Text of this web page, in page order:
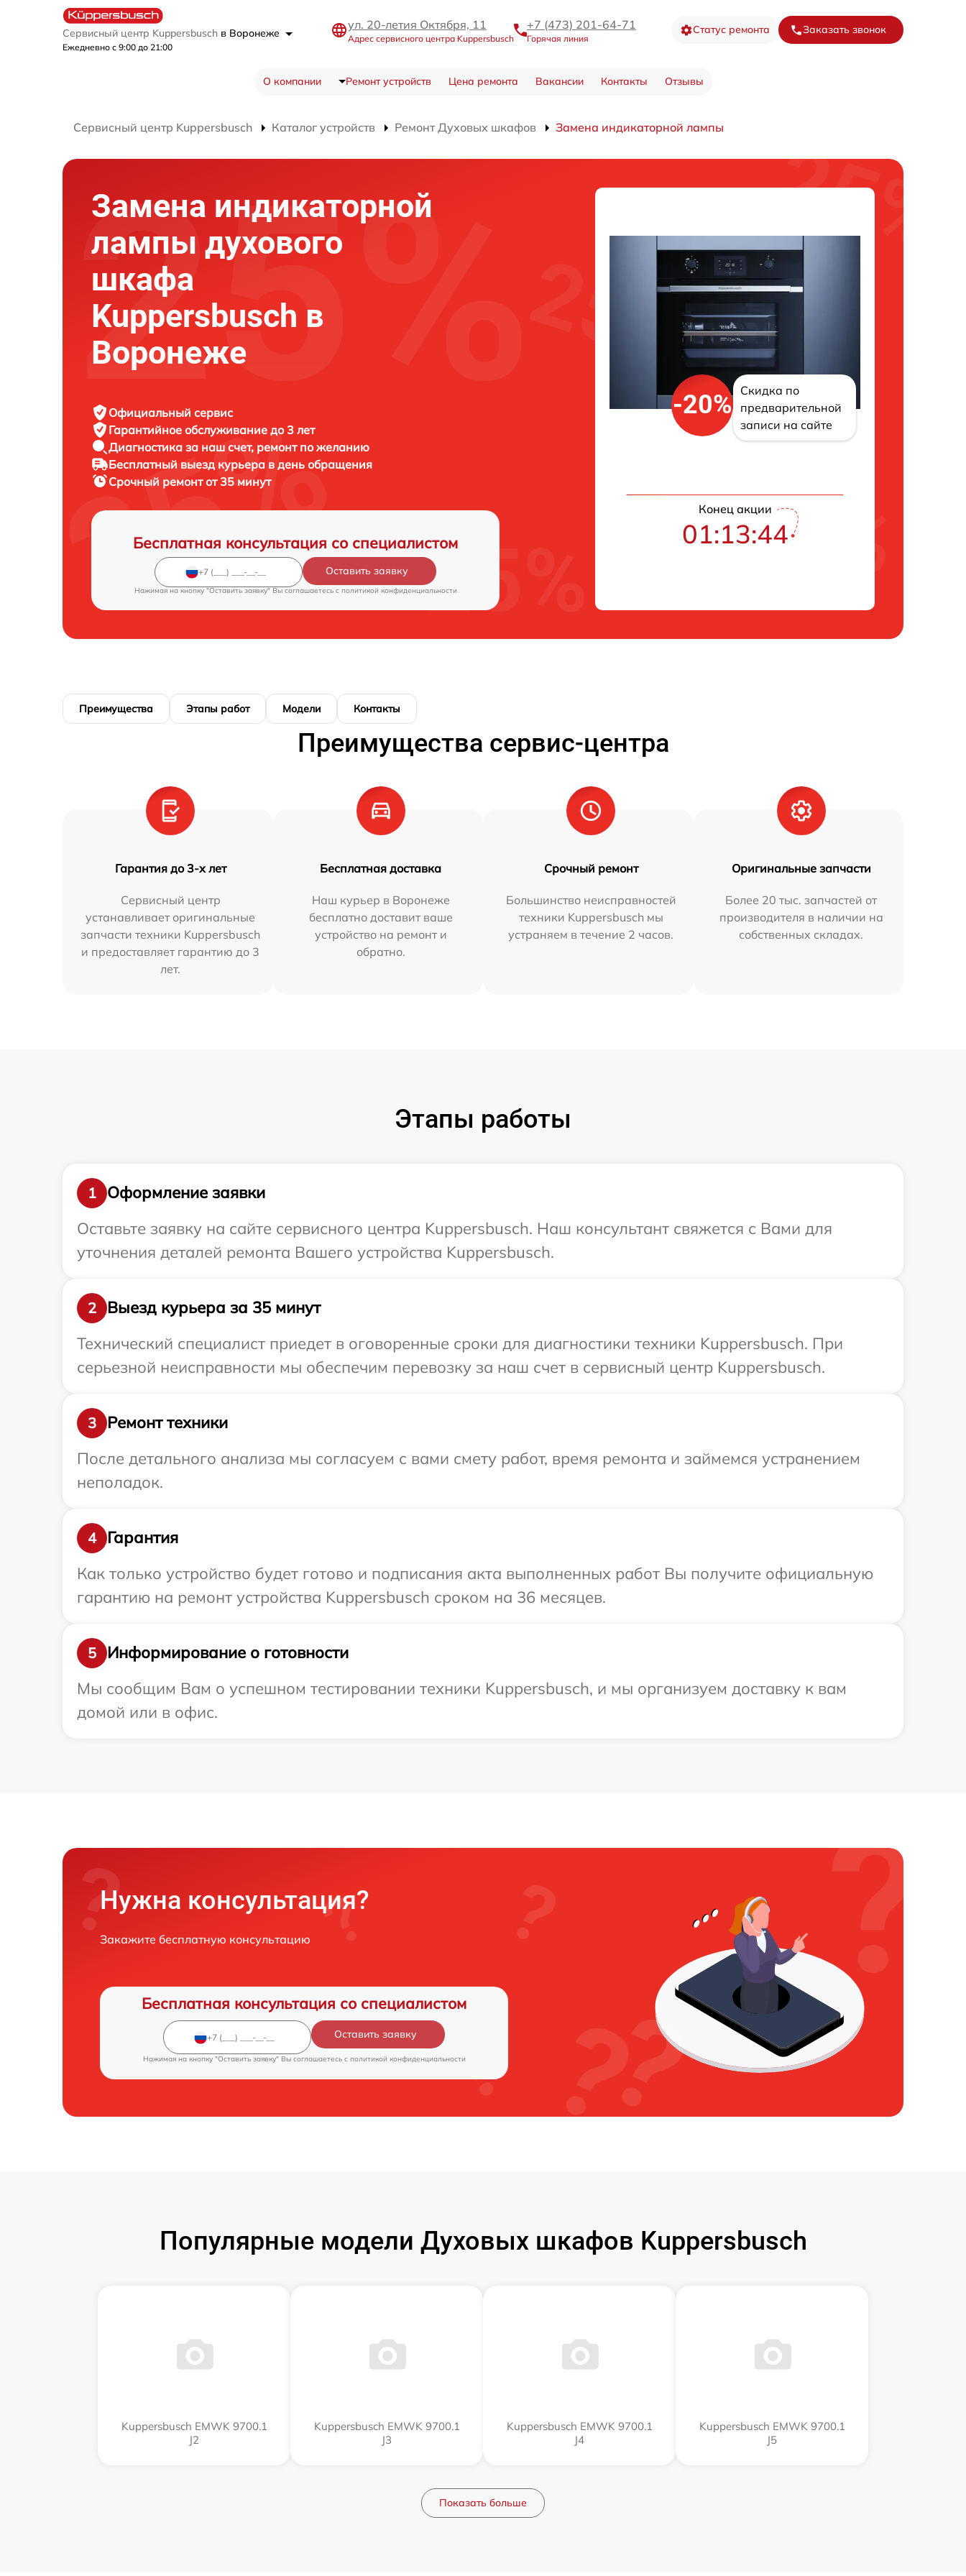
Сервисный центр Kuppersbusch в Воронеже
Ежедневно с 9:00 до 21:00
ул. 20-летия Октября, 11
Адрес сервисного центра Kuppersbusch
+7 (473) 201-64-71
Горячая линия
Статус ремонта Заказать звонок
О компании Ремонт устройств Цена ремонта Вакансии Контакты Отзывы
Сервисный центр Kuppersbusch Каталог устройств Ремонт Духовых шкафов Замена индикаторной лампы
Замена индикаторной
лампы духового
шкафа
Kuppersbusch в
Воронеже
Официальный сервис
Гарантийное обслуживание до 3 лет
Диагностика за наш счет, ремонт по желанию
Бесплатный выезд курьера в день обращения
Срочный ремонтот 35 минут
Бесплатная консультация со специалистом
Оставить заявку
Нажимая на кнопку "Оставить заявку" Вы соглашаетесь c политикой конфиденциальности
-20%
Скидка по
предварительной
записи на сайте
Конец акции
01:13:43
Преимущества Этапы работ Модели Контакты
Преимущества сервис-центра
Гарантия до 3-х лет
Сервисный центр
устанавливает оригинальные
запчасти техники Kuppersbusch
и предоставляет гарантию до 3
лет.
Бесплатная доставка
Наш курьер в Воронеже
бесплатно доставит ваше
устройство на ремонт и
обратно.
Срочный ремонт
Большинство неисправностей
техники Kuppersbusch мы
устраняем в течение 2 часов.
Оригинальные запчасти
Более 20 тыс. запчастей от
производителя в наличии на
собственных складах.
Этапы работы
1
Оформление заявки
Оставьте заявку на сайте сервисного центра Kuppersbusch. Наш консультант свяжется с Вами для
уточнения деталей ремонта Вашего устройства Kuppersbusch.
2
Выезд курьера за 35 минут
Технический специалист приедет в оговоренные сроки для диагностики техники Kuppersbusch. При
серьезной неисправности мы обеспечим перевозку за наш счет в сервисный центр Kuppersbusch.
3
Ремонт техники
После детального анализа мы согласуем с вами смету работ, время ремонта и займемся устранением
неполадок.
4
Гарантия
Как только устройство будет готово и подписания акта выполненных работ Вы получите официальную
гарантию на ремонт устройства Kuppersbusch сроком на 36 месяцев.
5
Информирование о готовности
Мы сообщим Вам о успешном тестировании техники Kuppersbusch, и мы организуем доставку к вам
домой или в офис.
Нужна консультация?
Закажите бесплатную консультацию
Бесплатная консультация со специалистом
Оставить заявку
Нажимая на кнопку "Оставить заявку" Вы соглашаетесь c политикой конфиденциальности
Популярные модели Духовых шкафов Kuppersbusch
Kuppersbusch EMWK 9700.1
J2
Kuppersbusch EMWK 9700.1
J3
Kuppersbusch EMWK 9700.1
J4
Kuppersbusch EMWK 9700.1
J5
Показать больше